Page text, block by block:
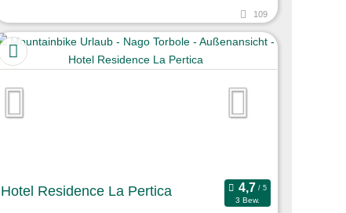
109
Hotel Residence La Pertica
3 Bew.